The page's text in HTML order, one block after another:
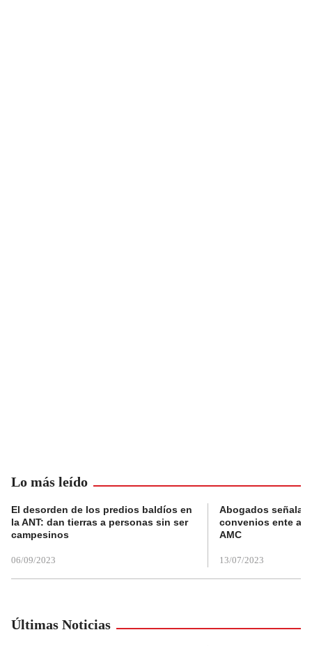
Lo más leído
El desorden de los predios baldíos en
la ANT: dan tierras a personas sin ser
campesinos
06/09/2023
Abogados
convenios ente
AMC
13/07/2023
Últimas Noticias